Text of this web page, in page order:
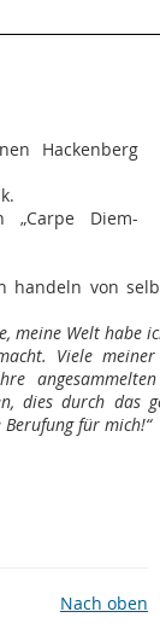
Hackenberg
Diem-
handeln von
meine Welt habe
Viele meiner
dies durch das
Berufung für mich!“
Nach oben